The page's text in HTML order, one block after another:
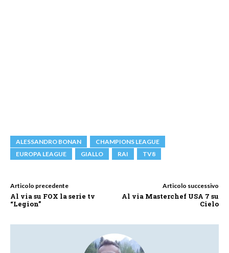
ALESSANDRO BONAN
CHAMPIONS LEAGUE
EUROPA LEAGUE
GIALLO RAI TV8
Articolo precedente
Al via su FOX la serie tv
“Legion”
Articolo successivo
Al via Masterchef USA 7 su
Cielo